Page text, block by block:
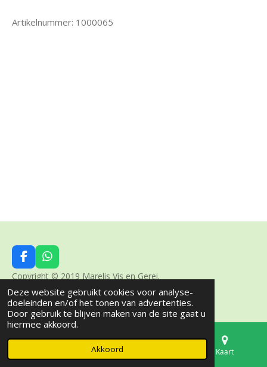
Deze website gebruikt cookies voor analyse-
doeleinden en/of het tonen van advertenties.
Door gebruik te blijven maken van de site gaat u
hiermee akkoord.
Akkoord
Artikelnummer: 1000065
F
a
c
e
b
o
o
k
W
h
a
t
s
A
p
p
Copyright © 2019 Marelis Vis en Gerei.
Powered byJouwWeb
Telefoonnummer Kaart